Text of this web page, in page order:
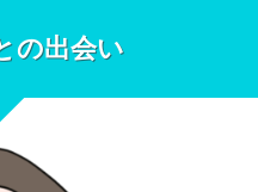
の出会い